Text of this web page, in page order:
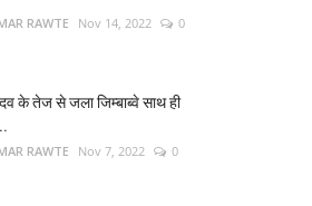
RAWTE Nov 14, 2022
0
के तेज से जला जिम्बाब्वे साथ ही
RAWTE Nov 7, 2022
0